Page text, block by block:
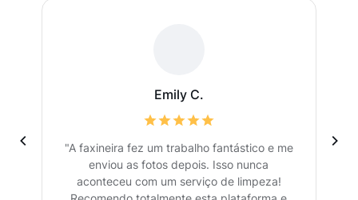
Emily C.
"A faxineira fez um trabalho fantástico e me
enviou as fotos depois. Isso nunca
aconteceu com um serviço de limpeza!